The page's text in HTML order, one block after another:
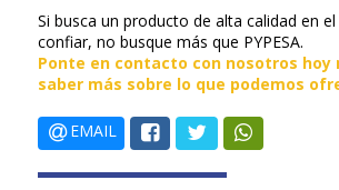
Si busca un producto de alta calidad en
confiar, no busque más que PYPESA.
Ponte en contacto con nosotros hoy
saber más sobre lo que podemos
EMAIL